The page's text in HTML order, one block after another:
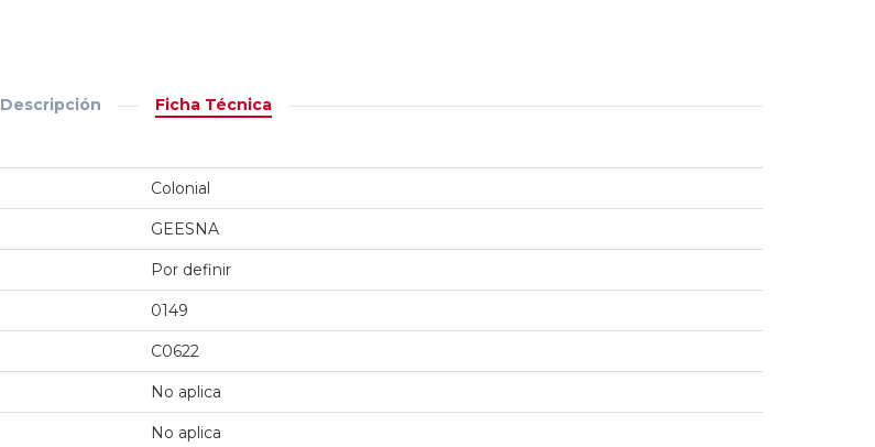
Descripción Ficha Técnica
Colonial
GEESNA
Por definir
0149
C0622
No aplica
No aplica